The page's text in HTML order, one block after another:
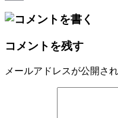
Email
コメントを残す
メールアドレスが公開さ